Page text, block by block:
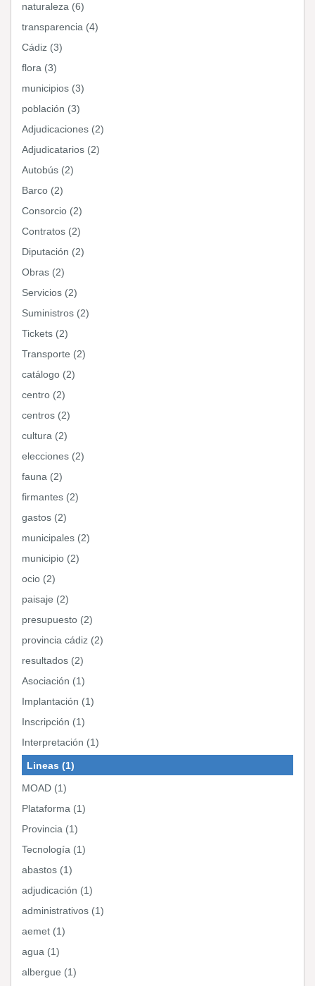
naturaleza (6)
transparencia (4)
Cádiz (3)
flora (3)
municipios (3)
población (3)
Adjudicaciones (2)
Adjudicatarios (2)
Autobús (2)
Barco (2)
Consorcio (2)
Contratos (2)
Diputación (2)
Obras (2)
Servicios (2)
Suministros (2)
Tickets (2)
Transporte (2)
catálogo (2)
centro (2)
centros (2)
cultura (2)
elecciones (2)
fauna (2)
firmantes (2)
gastos (2)
municipales (2)
municipio (2)
ocio (2)
paisaje (2)
presupuesto (2)
provincia cádiz (2)
resultados (2)
Asociación (1)
Implantación (1)
Inscripción (1)
Interpretación (1)
Lineas (1)
MOAD (1)
Plataforma (1)
Provincia (1)
Tecnología (1)
abastos (1)
adjudicación (1)
administrativos (1)
aemet (1)
agua (1)
albergue (1)